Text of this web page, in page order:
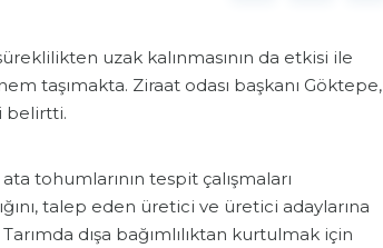
uzak kalınmasının da etkisi ile
taşımakta. Ziraat odası başkanı Göktepe,
belirtti.
tohumlarının tespit çalışmaları
talep eden üretici ve üretici adaylarına
dışa bağımlılıktan kurtulmak için